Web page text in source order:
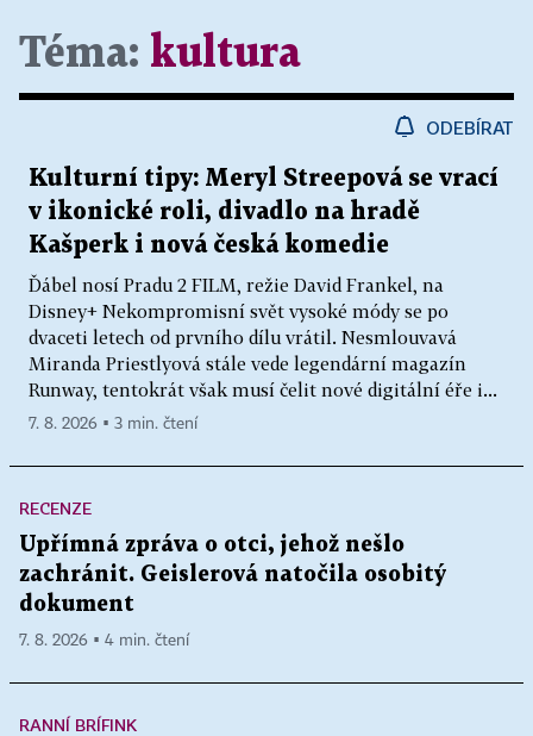
Téma: kultura
ODEBÍRAT
Kulturní tipy: Meryl Streepová se vrací
v ikonické roli, divadlo na hradě
Kašperk i nová česká komedie
Ďábel nosí Pradu 2 FILM, režie David Frankel, na
Disney+ Nekompromisní svět vysoké módy se po
dvaceti letech od prvního dílu vrátil. Nesmlouvavá
Miranda Priestlyová stále vede legendární magazín
Runway, tentokrát však musí čelit nové digitální éře i...
7. 8. 2026 ▪ 3 min. čtení
RECENZE
Upřímná zpráva o otci, jehož nešlo
zachránit. Geislerová natočila osobitý
dokument
7. 8. 2026 ▪ 4 min. čtení
RANNÍ BRÍFINK